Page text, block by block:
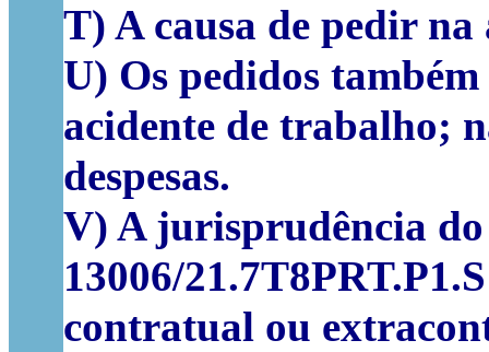
T) A causa de pedir
U) Os pedidos
acidente de trabalho;
despesas.
V) A jurisprudência do
13006/
contratual ou